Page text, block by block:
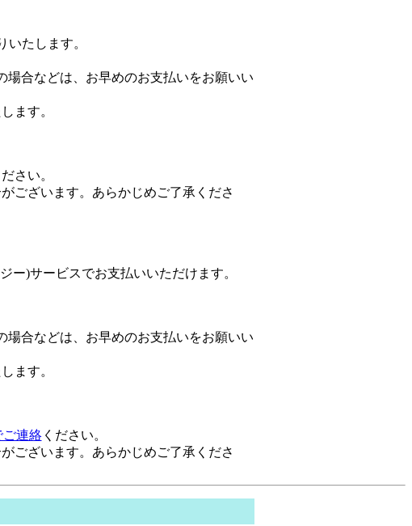
たします。
合などは、お早めのお支払いをお願いい
ます。
さい。
ございます。あらかじめご了承くださ
ー)サービスでお支払いいただけます。
合などは、お早めのお支払いをお願いい
ます。
ご連絡ください。
ございます。あらかじめご了承くださ